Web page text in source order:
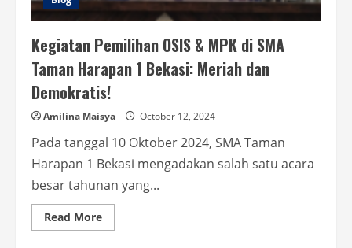
Bekasi
Kegiatan Pemilihan OSIS & MPK di SMA
Taman Harapan 1 Bekasi: Meriah dan
Demokratis!
Amilina Maisya October 12, 2024
Pada tanggal 10 Oktober 2024, SMA Taman
Harapan 1 Bekasi mengadakan salah satu acara
besar tahunan yang...
Read MoreRead
more